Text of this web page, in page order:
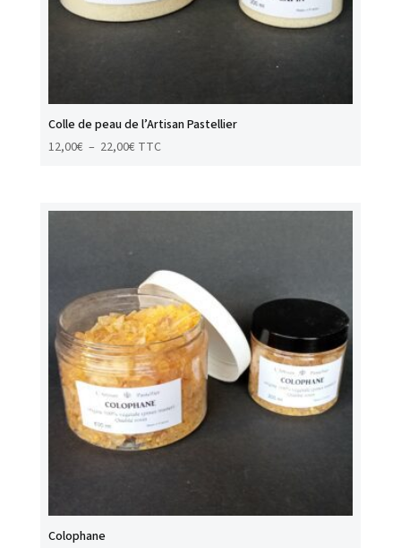
Colle de peau de l’Artisan Pastellier
12,00€ – 22,00€Plage
12,00€
TTC
Colophane